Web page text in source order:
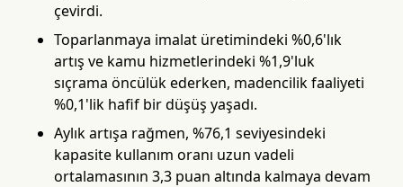
çevirdi.
Toparlanmaya imalat üretimindeki %0,6'lık
artış ve kamu hizmetlerindeki %1,9'luk
sıçrama öncülük ederken, madencilik faaliyeti
%0,1'lik hafif bir düşüş yaşadı.
Aylık artışa rağmen, %76,1 seviyesindeki
kapasite kullanım oranı uzun vadeli
ortalamasının 3,3 puan altında kalmaya devam